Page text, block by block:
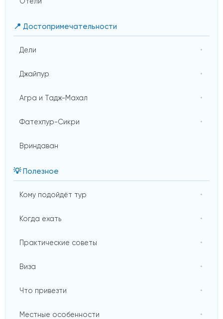
📍 Достопримечательности
Дели
Джайпур
Агра и Тадж-Махал
Фатехпур-Сикри
Вриндаван
💡 Полезное
Кому подойдёт тур
Когда ехать
Практические советы
Виза
Что привезти
Местные особенности